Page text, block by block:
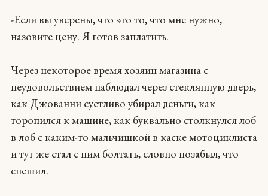
-Если вы уверены, что это то, что мне нужно,
назовите цену. Я готов заплатить.
Через некоторое время хозяин магазина с
неудовольствием наблюдал через стеклянную дверь,
как Джованни суетливо убирал деньги, как
торопился к машине, как буквально столкнулся лоб
в лоб с каким-то мальчишкой в каске мотоциклиста
и тут же стал с ним болтать, словно позабыл, что
спешил.